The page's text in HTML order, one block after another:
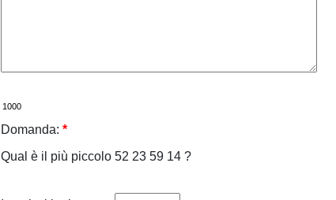
Domanda: *
Qual è il più piccolo 52 23 59 14 ?